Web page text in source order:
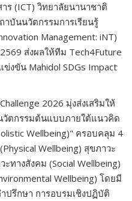
ร (ICT) วิทยาลัยนานาชาติ
บันนวัตกรรมการเรียนรู้
Management: iNT)
ส่งผลให้ทีม Tech4Future
งขัน Mahidol SDGs Impact
2026 มุ่งส่งเสริมให้
ตกรรมต้นแบบภายใต้แนวคิด
Wellbeing)" ครอบคลุม 4
Wellbeing) สุขภาวะ
ทางสังคม (Social Wellbeing)
Wellbeing) โดยมี
ปรึกษา การอบรมเชิงปฏิบัติ